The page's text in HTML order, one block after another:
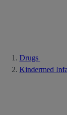
Drugs
Kindermed